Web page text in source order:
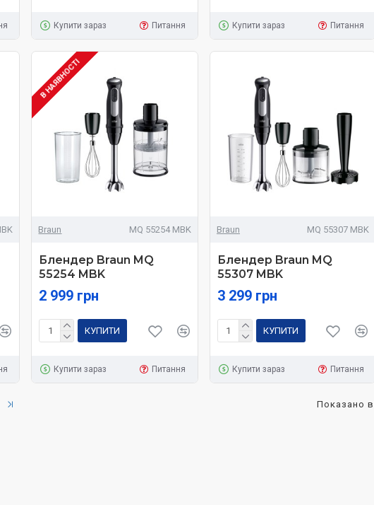
Купити зараз Питання Купити зараз Питання
В НАЯВНОСТІ
Braun MQ 55254 MBK
Блендер Braun MQ
55254 MBK
2 999 грн
КУПИТИ
Купити зараз Питання
Braun MQ 55307 MBK
Блендер Braun MQ
55307 MBK
3 299 грн
КУПИТИ
Купити зараз Питання
Показано